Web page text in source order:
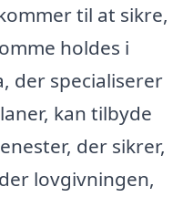
til at sikre,
holdes i
der specialiserer
kan tilbyde
der sikrer,
lovgivningen,